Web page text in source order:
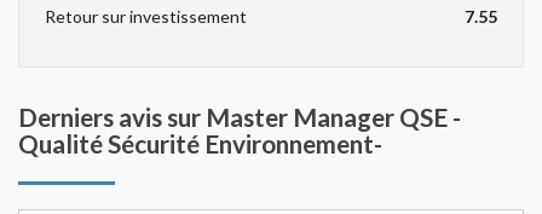
Retour sur investissement
7.55
Derniers avis sur Master Manager QSE -
Qualité Sécurité Environnement-